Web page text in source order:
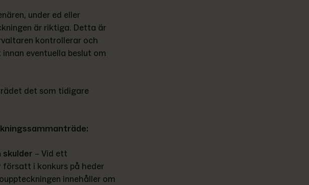
under ed eller
är riktiga. Detta är
kontrollerar och
eventuella beslut om
det som tidigare
– Vid ett
försatt i konkurs på heder
innehåller om